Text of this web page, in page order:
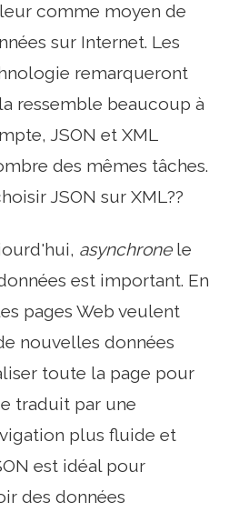
comme moyen de
sur Internet. Les
remarqueront
ressemble beaucoup à
JSON et XML
des mêmes tâches.
JSON sur XML??
asynchronele
est important. En
pages Web veulent
nouvelles données
toute la page pour
traduit par une
plus fluide et
est idéal pour
des données